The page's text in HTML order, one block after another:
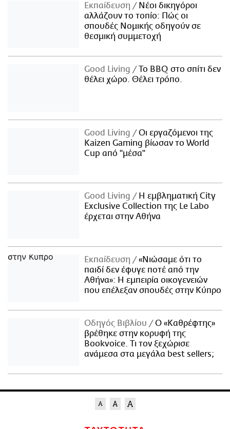
Εκπαίδευση
Νέοι δικηγόροι
αλλάζουν το τοπίο: Πώς οι
σπουδές Νομικής οδηγούν σε
θεσμική συμμετοχή
Good Living
Το BBQ στο σπίτι δεν
θέλει χώρο. Θέλει τρόπο.
Good Living
Οι εργαζόμενοι της
Kaizen Gaming βίωσαν το World
Cup από "μέσα"
Good Living
Η εμβληματική City
Exclusive Collection της Le Labo
έρχεται στην Αθήνα
Εκπαίδευση
«Νιώσαμε ότι το
παιδί δεν έφυγε ποτέ από την
Αθήνα»: Η εμπειρία οικογενειών
που επέλεξαν σπουδές στην Κύπρο
Οδηγός Βιβλίου
Ο «Καθρέφτης»
βρέθηκε στην κορυφή της
Bookvoice. Τι τον ξεχώρισε
ανάμεσα στα μεγάλα best sellers;